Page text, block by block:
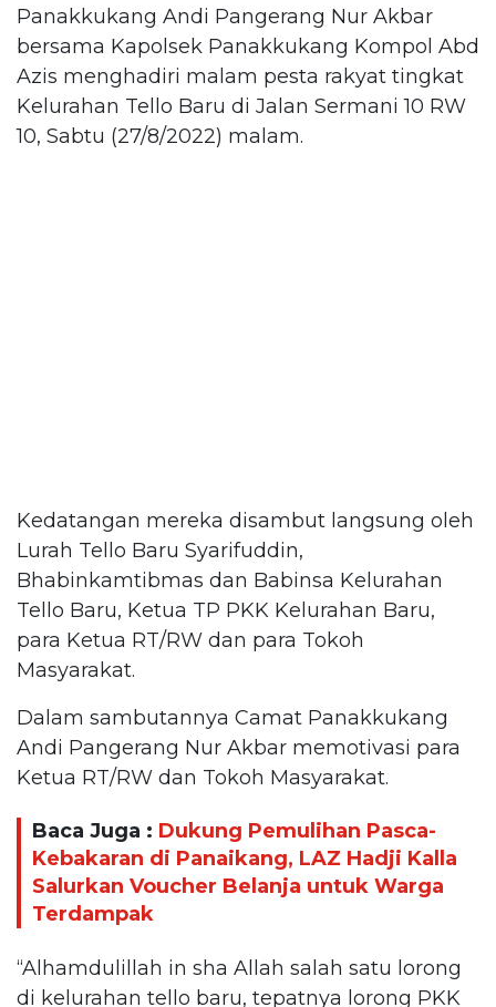
Panakkukang Andi Pangerang Nur Akbar
bersama Kapolsek Panakkukang Kompol Abd
Azis menghadiri malam pesta rakyat tingkat
Kelurahan Tello Baru di Jalan Sermani 10 RW
10, Sabtu (27/8/2022) malam.
Kedatangan mereka disambut langsung oleh
Lurah Tello Baru Syarifuddin,
Bhabinkamtibmas dan Babinsa Kelurahan
Tello Baru, Ketua TP PKK Kelurahan Baru,
para Ketua RT/RW dan para Tokoh
Masyarakat.
Dalam sambutannya Camat Panakkukang
Andi Pangerang Nur Akbar memotivasi para
Ketua RT/RW dan Tokoh Masyarakat.
Baca Juga : Dukung Pemulihan Pasca-
Kebakaran di Panaikang, LAZ Hadji Kalla
Salurkan Voucher Belanja untuk Warga
Terdampak
“Alhamdulillah in sha Allah salah satu lorong
di kelurahan tello baru, tepatnya lorong PKK